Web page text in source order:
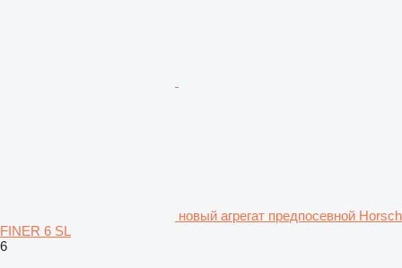
новый агрегат предпосевной Horsch
FINER 6 SL
6